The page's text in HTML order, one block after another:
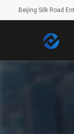
Beijing Silk Road